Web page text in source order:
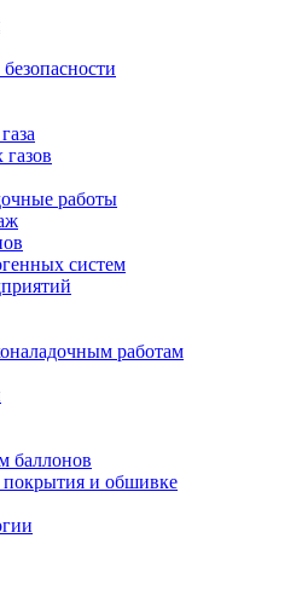
газов
работы
систем
работам
баллонов
и обшивке